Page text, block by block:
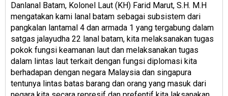
Danlanal Batam, Kolonel Laut (KH) Farid Marut, S.H. M.H
mengatakan kami lanal batam sebagai subsistem dari
pangkalan lantamal 4 dan armada 1 yang tergabung dalam
satgas jalayudha 22 lanal batam, kita melaksanakan tugas
pokok fungsi keamanan laut dan melaksanakan tugas
dalam lintas laut terkait dengan fungsi diplomasi kita
berhadapan dengan negara Malaysia dan singapura
tentunya lintas batas barang dan orang yang masuk dari